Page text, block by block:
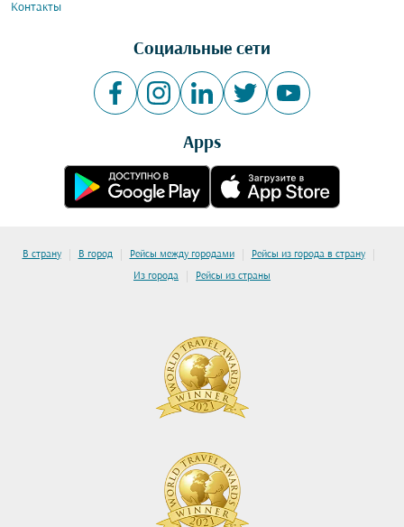
Контакты
Социальные сети
Apps
В страну | В город | Рейсы между городами | Рейсы из города в страну |
Из города | Рейсы из страны